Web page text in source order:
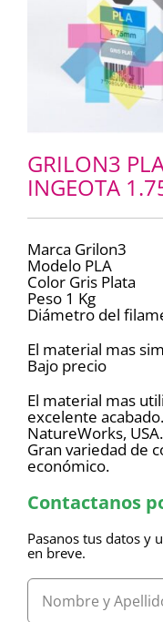
GRILON3
INGEOTA
Marca Grilon3
Modelo PLA
Color Gris Plata
Peso 1 Kg
Diámetro del
El material mas
Bajo precio
El material mas
excelente
NatureWorks, USA.
Gran variedad de
económico.
Contactanos
Pasanos tus datos y
en breve.